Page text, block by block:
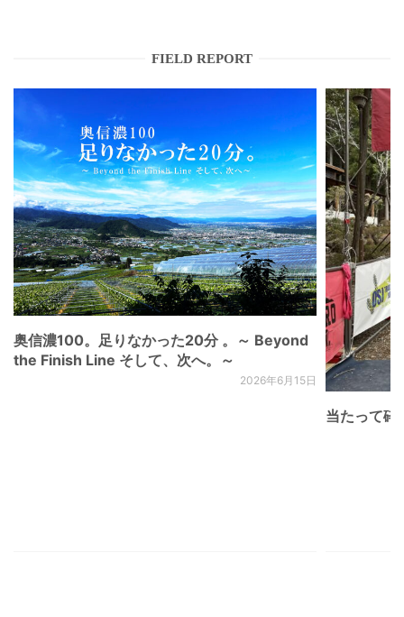
FIELD REPORT
奥信濃100。足りなかった20分 。～ Beyond
the Finish Line そして、次へ。～
2026年6月15日
当たって砕